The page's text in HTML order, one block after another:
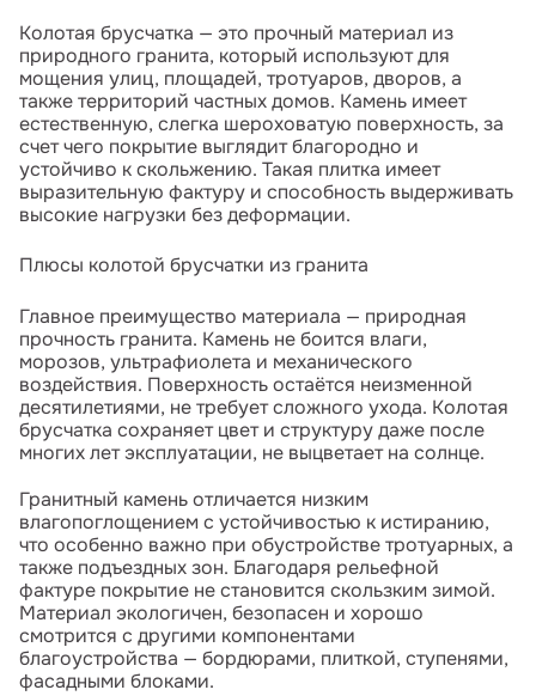
Колотая брусчатка — это прочный материал из
природного гранита, который используют для
мощения улиц, площадей, тротуаров, дворов, а
также территорий частных домов. Камень имеет
естественную, слегка шероховатую поверхность, за
счет чего покрытие выглядит благородно и
устойчиво к скольжению. Такая плитка имеет
выразительную фактуру и способность выдерживать
высокие нагрузки без деформации.
Плюсы колотой брусчатки из гранита
Главное преимущество материала — природная
прочность гранита. Камень не боится влаги,
морозов, ультрафиолета и механического
воздействия. Поверхность остаётся неизменной
десятилетиями, не требует сложного ухода. Колотая
брусчатка сохраняет цвет и структуру даже после
многих лет эксплуатации, не выцветает на солнце.
Гранитный камень отличается низким
влагопоглощением с устойчивостью к истиранию,
что особенно важно при обустройстве тротуарных, а
также подъездных зон. Благодаря рельефной
фактуре покрытие не становится скользким зимой.
Материал экологичен, безопасен и хорошо
смотрится с другими компонентами
благоустройства — бордюрами, плиткой, ступенями,
фасадными блоками.